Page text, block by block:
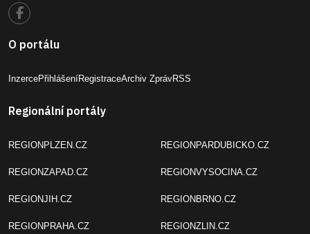
O portálu
InzercePřihlášeníRegistraceArchiv ZprávRSS
Regionální portály
REGIONPLZEN.CZ
REGIONZAPAD.CZ
REGIONJIH.CZ
REGIONPRAHA.CZ
REGIONPARDUBICKO.CZ
REGIONVYSOCINA.CZ
REGIONBRNO.CZ
REGIONZLIN.CZ